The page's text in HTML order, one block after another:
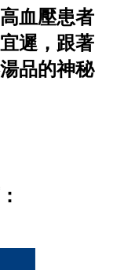
血壓患者
遲，跟著
品的神秘